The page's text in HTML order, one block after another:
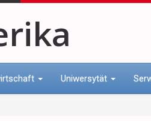
Uniwersytät